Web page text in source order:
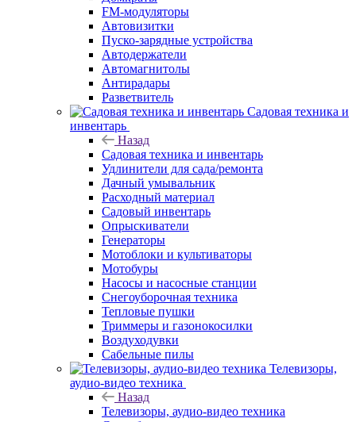
FM-модуляторы
Автовизитки
Пуско-зарядные устройства
Автодержатели
Автомагнитолы
Антирадары
Разветвитель
Садовая техника и
инвентарь
Назад
Садовая техника и инвентарь
Удлинители для сада/ремонта
Дачный умывальник
Расходный материал
Садовый инвентарь
Опрыскиватели
Генераторы
Мотоблоки и культиваторы
Мотобуры
Насосы и насосные станции
Снегоуборочная техника
Тепловые пушки
Триммеры и газонокосилки
Воздуходувки
Сабельные пилы
Телевизоры,
аудио-видео техника
Назад
Телевизоры, аудио-видео техника